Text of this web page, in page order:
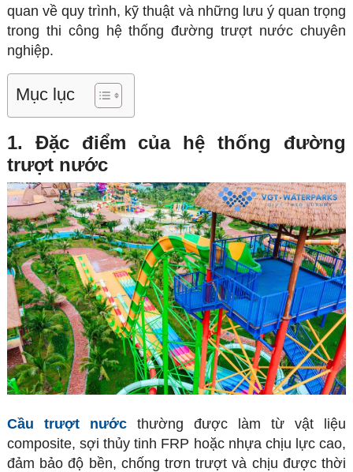
quan về quy trình, kỹ thuật và những lưu ý quan trọng
trong thi công hệ thống đường trượt nước chuyên
nghiệp.
Mục lục
1. Đặc điểm của hệ thống đường
trượt nước
Cầu trượt nướcthường được làm từ vật liệu
composite, sợi thủy tinh FRP hoặc nhựa chịu lực cao,
đảm bảo độ bền, chống trơn trượt và chịu được thời